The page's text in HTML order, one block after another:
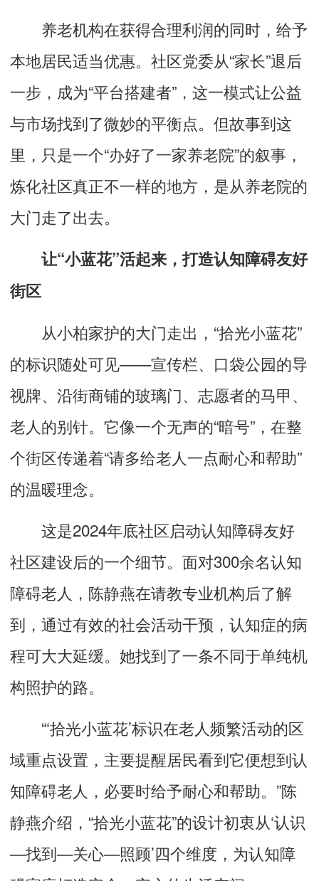
养老机构在获得合理利润的同时，给予
本地居民适当优惠。社区党委从“家长”退后
一步，成为“平台搭建者”，这一模式让公益
与市场找到了微妙的平衡点。但故事到这
里，只是一个“办好了一家养老院”的叙事，
炼化社区真正不一样的地方，是从养老院的
大门走了出去。
让“小蓝花”活起来，打造认知障碍友好
街区
从小柏家护的大门走出，“拾光小蓝花”
的标识随处可见——宣传栏、口袋公园的导
视牌、沿街商铺的玻璃门、志愿者的马甲、
老人的别针。它像一个无声的“暗号”，在整
个街区传递着“请多给老人一点耐心和帮助”
的温暖理念。
这是2024年底社区启动认知障碍友好
社区建设后的一个细节。面对300余名认知
障碍老人，陈静燕在请教专业机构后了解
到，通过有效的社会活动干预，认知症的病
程可大大延缓。她找到了一条不同于单纯机
构照护的路。
“‘拾光小蓝花’标识在老人频繁活动的区
域重点设置，主要提醒居民看到它便想到认
知障碍老人，必要时给予耐心和帮助。”陈
静燕介绍，“拾光小蓝花”的设计初衷从‘认识
—找到—关心—照顾’四个维度，为认知障